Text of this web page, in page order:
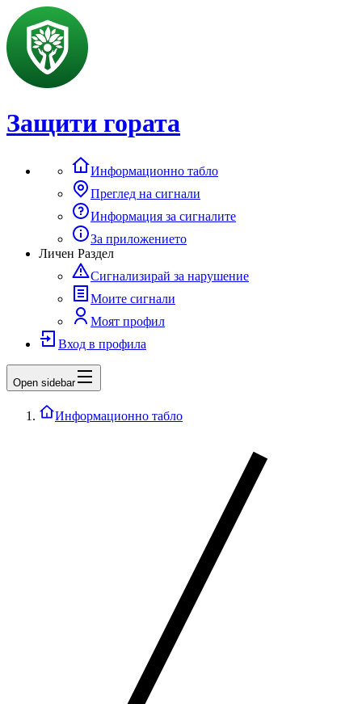
Защити гората
Информационно табло
Преглед на сигнали
Информация за сигналите
За приложението
Личен Раздел
Сигнализирай за нарушение
Моите сигнали
Моят профил
Вход в профила
Open sidebar
Информационно табло